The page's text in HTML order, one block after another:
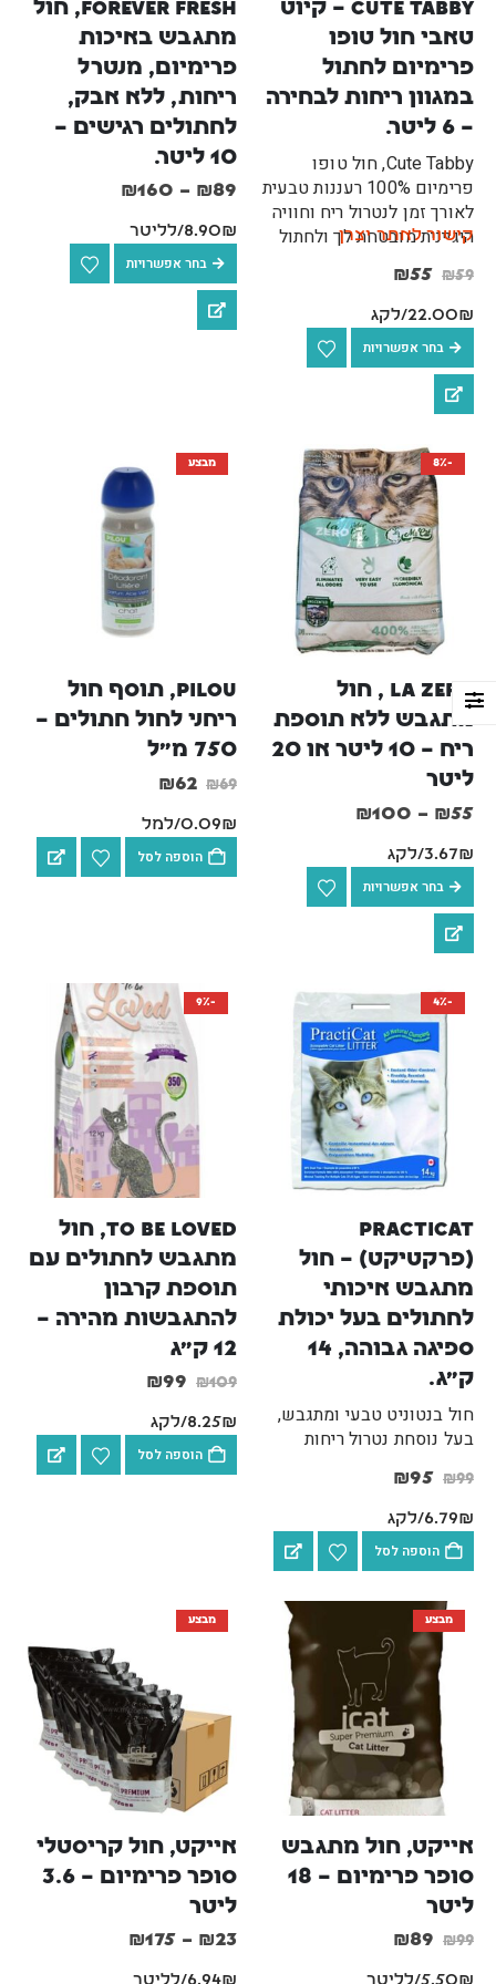
Cute Tabby – קיוט
טאבי חול טופו
פרימיום לחתול
במגוון ריחות לבחירה
– 6 ליטר.
Cute Tabby, חול טופו
פרימיום 100% רעננות טבעית
לאורך זמן לנטרול ריח וחוויה
היגיינית מובטחת לך ולחתול
קישור לאתר יצרן
₪59
₪55
22.00₪/לקג
בחר אפשרויות
Forever Fresh, חול
מתגבש באיכות
פרימיום, מנטרל
ריחות, ללא אבק,
לחתולים רגישים –
10 ליטר.
₪89
–
₪160
8.90₪/לליטר
בחר אפשרויות
-8%
La Zero , חול
מתגבש ללא תוספת
ליטר
₪55
–
₪100
3.67₪/לקג
בחר אפשרויות
מבצע
PILOU, תוסף חול
ריחני לחול חתולים –
750 מ"ל
₪69
₪62
0.09₪/למל
הוספה לסל
-4%
(פרקטיקט) – חול
מתגבש איכותי
לחתולים בעל יכולת
ק"ג.
חול בנטוניט טבעי ומתגבש,
בעל נוסחת נטרול ריחות
מיידי, ללא אבק ובניחוח
מרענן לארגז צרכים נקי
והיגייני.
₪99
₪95
6.79₪/לקג
הוספה לסל
-9%
to be loved, חול
מתגבש לחתולים עם
תוספת קרבון
להתגבשות מהירה –
12 ק"ג
₪109
₪99
8.25₪/לקג
הוספה לסל
מבצע
אייקט, חול מתגבש
ליטר
₪99
₪89
מבצע
אייקט, חול קריסטלי
ליטר
₪23
–
₪175
₪209
189
₪209